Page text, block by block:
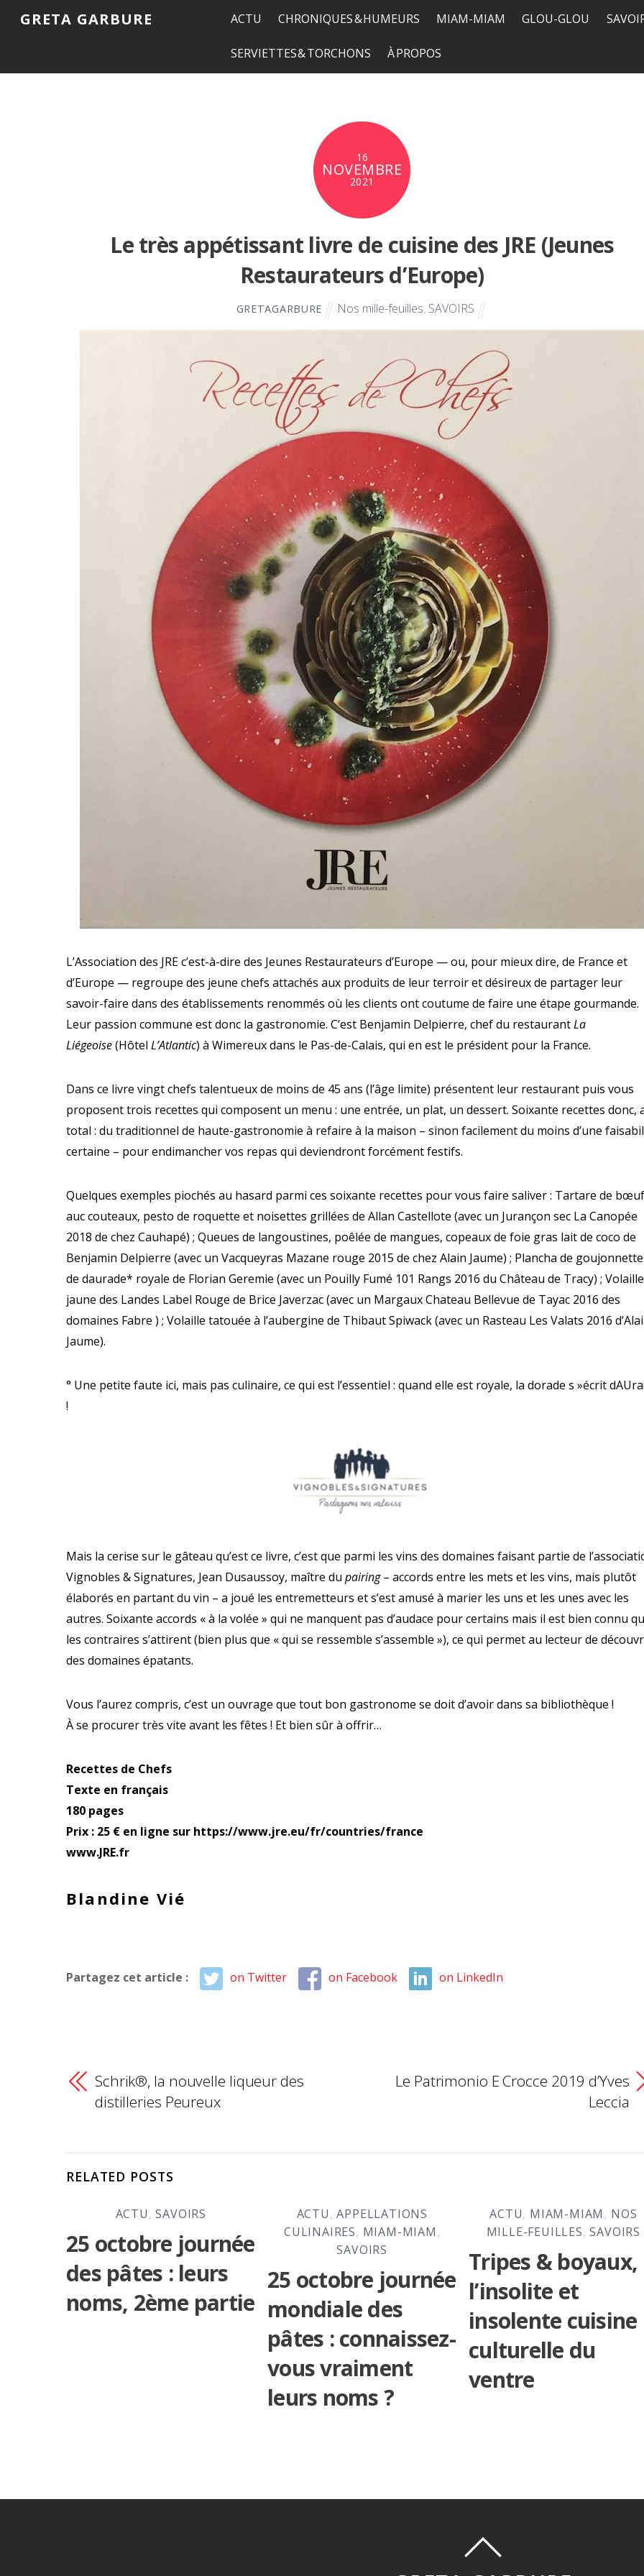
GRETA GARBURE ACTU CHRONIQUES & HUMEURS MIAM-MIAM GLOU-GLOU
SERVIETTES & TORCHONS À PROPOS
16
NOVEMBRE
2021
Le très appétissant livre de cuisine des JRE (Jeunes
Restaurateurs d’Europe)
GRETAGARBURE Nos mille-feuilles, SAVOIRS
L’Association des JRE c’est-à-dire des Jeunes Restaurateurs d’Europe — ou, pour mieux dire, de France et
d’Europe — regroupe des jeune chefs attachés aux produits de leur terroir et désireux de partager leur
savoir-faire dans des établissements renommés où les clients ont coutume de faire une étape gourmande.
Leur passion commune est donc la gastronomie. C’est Benjamin Delpierre, chef du restaurantLa
Liégeoise(Hôtel L’Atlantic) à Wimereux dans le Pas-de-Calais, qui en est le président pour la France.
Dans ce livre vingt chefs talentueux de moins de 45 ans (l’âge limite) présentent leur restaurant puis vous
proposent trois recettes qui composent un menu : une entrée, un plat, un dessert. Soixante recettes donc,
total : du traditionnel de haute-gastronomie à refaire à la maison – sinon facilement du moins d’une
certaine – pour endimancher vos repas qui deviendront forcément festifs.
Quelques exemples piochés au hasard parmi ces soixante recettes pour vous faire saliver : Tartare de bœuf
auc couteaux, pesto de roquette et noisettes grillées de Allan Castellote (avec un Jurançon sec La Canopée
2018 de chez Cauhapé) ; Queues de langoustines, poêlée de mangues, copeaux de foie gras lait de coco de
Benjamin Delpierre (avec un Vacqueyras Mazane rouge 2015 de chez Alain Jaume) ; Plancha de
de daurade* royale de Florian Geremie (avec un Pouilly Fumé 101 Rangs 2016 du Château de Tracy) ; Volaille
jaune des Landes Label Rouge de Brice Javerzac (avec un Margaux Chateau Bellevue de Tayac 2016 des
domaines Fabre ) ; Volaille tatouée à l’aubergine de Thibaut Spiwack (avec un Rasteau Les Valats 2016
Jaume).
° Une petite faute ici, mais pas culinaire, ce qui est l’essentiel : quand elle est royale, la dorade s »écrit
!
Mais la cerise sur le gâteau qu’est ce livre, c’est que parmi les vins des domaines faisant partie de
Vignobles & Signatures, Jean Dusaussoy, maître du pairing– accords entre les mets et les vins, mais plutôt
élaborés en partant du vin – a joué les entremetteurs et s’est amusé à marier les uns et les unes avec les
autres. Soixante accords « à la volée » qui ne manquent pas d’audace pour certains mais il est bien connu
les contraires s’attirent (bien plus que « qui se ressemble s’assemble »), ce qui permet au lecteur de
des domaines épatants.
Vous l’aurez compris, c’est un ouvrage que tout bon gastronome se doit d’avoir dans sa bibliothèque !
À se procurer très vite avant les fêtes ! Et bien sûr à offrir…
Recettes de Chefs
Texte en français
180 pages
Prix : 25 € en ligne sur https://www.jre.eu/fr/countries/france
www.JRE.fr
Blandine Vié
Partagez cet article : on Twitter on Facebook on LinkedIn
Schrik®, la nouvelle liqueur des
distilleries Peureux
Le Patrimonio E Crocce 2019 d’Yves
Leccia
RELATED POSTS
ACTU,SAVOIRS
25 octobre journée
des pâtes : leurs
noms, 2ème partie
ACTU,APPELLATIONS
CULINAIRES, MIAM-MIAM,
SAVOIRS
25 octobre journée
mondiale des
pâtes : connaissez-
vous vraiment
leurs noms ?
ACTU, MIAM-MIAM, NOS
MILLE-FEUILLES,SAVOIRS
Tripes & boyaux,
l’insolite et
insolente cuisine
culturelle du
ventre